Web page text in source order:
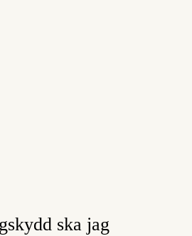
ska jag